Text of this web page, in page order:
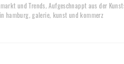
und Trends,Aufgeschnappt aus der
hamburg,galerie, kunst und kommerz